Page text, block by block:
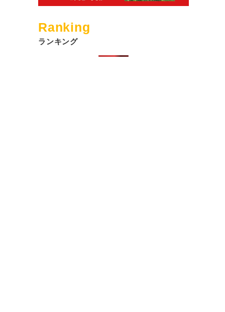
Ranking
ランキング